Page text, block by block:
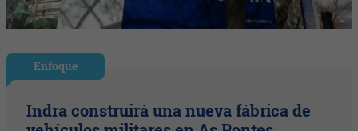
Enfoque
Indra construirá una nueva fábrica de